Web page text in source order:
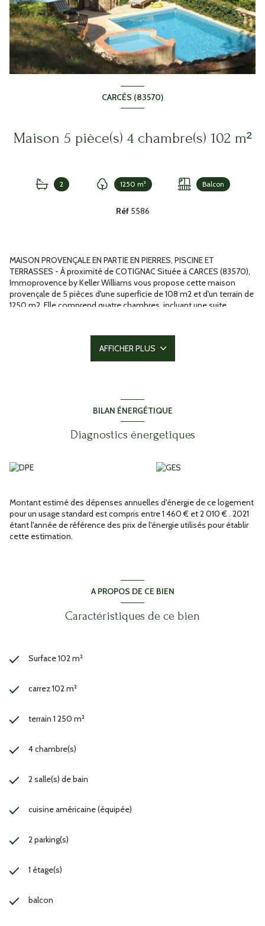
CARCÈS (83570)
Maison 5 pièce(s) 4 chambre(s) 102 m²
2 1250 m² Balcon
Réf 5586
MAISON PROVENÇALE EN PARTIE EN PIERRES, PISCINE ET
TERRASSES - À proximité de COTIGNAC Située à CARCES (83570),
Immoprovence by Keller Williams vous propose cette maison
provençale de 5 pièces d'une superficie de 108 m2 et d'un terrain de
1250 m2. Elle comprend quatre chambres, incluant une suite
américaine équipée, trois chambres et une salle de bains. À
l'extérieur se trouvent la magnifique piscine, la terrasse équipée
d'une cuisine d'été, le barbecue, et bien d'autres encore. Idéal pour
km se trouve l'accès aux autoroutes A8 et A57. Des restaurants, des
magnifique village de France, Cotignac, est situé à seulement 10
minutes en voiture. Les informations sur les risques auxquels ce
www.georisques.gouv.fr. Découvrez toutes les originalités de cette
maison à vendre en prenant rendez-vous avec notre agence
Annonce proposée par un agent commercial
AFFICHER PLUS
BILAN ÉNERGÉTIQUE
Diagnostics énergetiques
Montant estimé des dépenses annuelles d'énergie de ce logement
pour un usage standard est compris entre 1 460 € et 2 010 € . 2021
étant l'année de référence des prix de l'énergie utilisés pour établir
cette estimation.
A PROPOS DE CE BIEN
Caractéristiques de ce bien
Surface 102 m²
carrez 102 m²
terrain 1 250 m²
4 chambre(s)
2 salle(s) de bain
cuisine américaine (équipée)
2 parking(s)
1 étage(s)
balcon